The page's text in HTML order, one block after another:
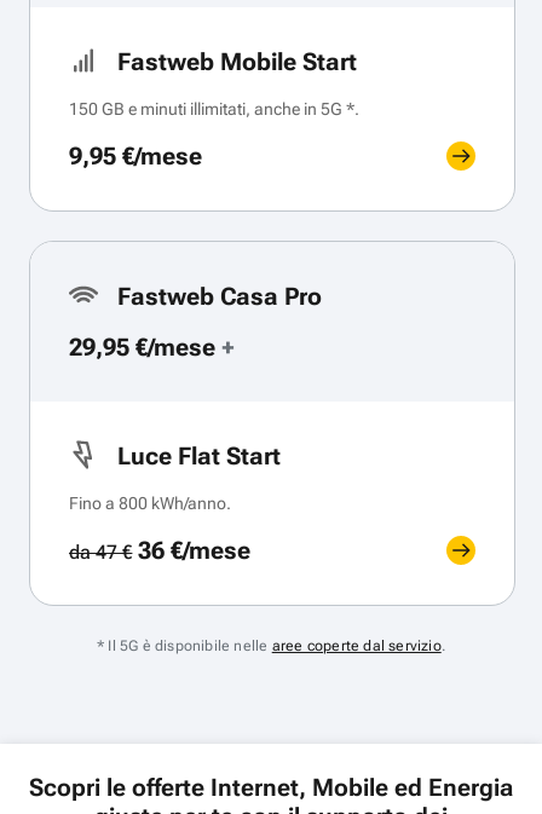
Fastweb Mobile Start
150 GB e minuti illimitati, anche in 5G *.
9,95 €/mese
Fastweb Casa Pro
29,95 €/mese +
Luce Flat Start
Fino a 800 kWh/anno.
da 47 €36 €/mese
* Il 5G è disponibile nelle aree coperte dal servizio.
Scopri le offerte Internet, Mobile ed Energia